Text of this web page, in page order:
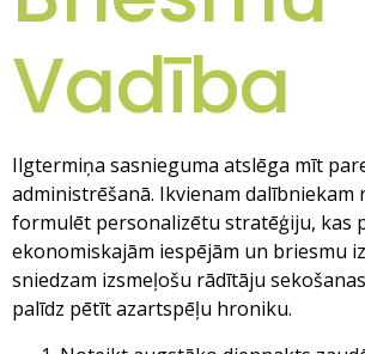
Vadība
Ilgtermiņa sasnieguma atslēga mīt
administrēšanā. Ikvienam dalībniekam
formulēt personalizētu stratēģiju, kas
ekonomiskajām iespējām un briesmu
sniedzam izsmeļošu rādītāju
palīdz pētīt azartspēļu hroniku.